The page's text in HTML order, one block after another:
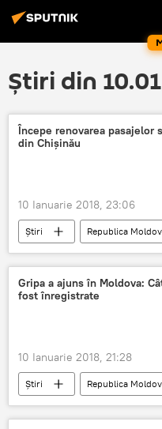
Știri din
Începe renovarea pasajelor
din Chișinău
10 Ianuarie 2018, 23:06
Știri Republica
Chișinău
Silvia Radu
pasaje subterane
Gripa a ajuns în Moldova:
fost înregistrate
10 Ianuarie 2018, 21:28
Știri Republica
Centrul Național de Sănătate